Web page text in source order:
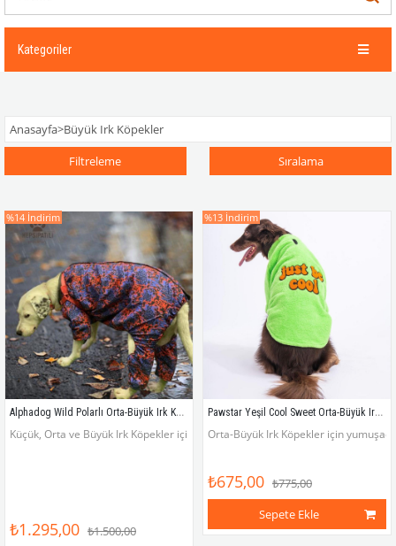
Kategoriler
Anasayfa>Büyük Irk Köpekler
Filtreleme
Sıralama
Alphadog Wild Polarlı Orta-Büyük Irk Köpek Yağmurluk Tulumu
Küçük, Orta ve Büyük Irk Köpekler için Polarlı Kalın Köpek Tulumu
₺1.295,00 ₺1.500,00
%14 İndirim
Pawstar Yeşil Cool Sweet Orta-Büyük Irk Köpek Pofuduk Sweatshirt
Orta-Büyük Irk Köpekler için
₺675,00 ₺775,00
Sepete Ekle
%13 İndirim